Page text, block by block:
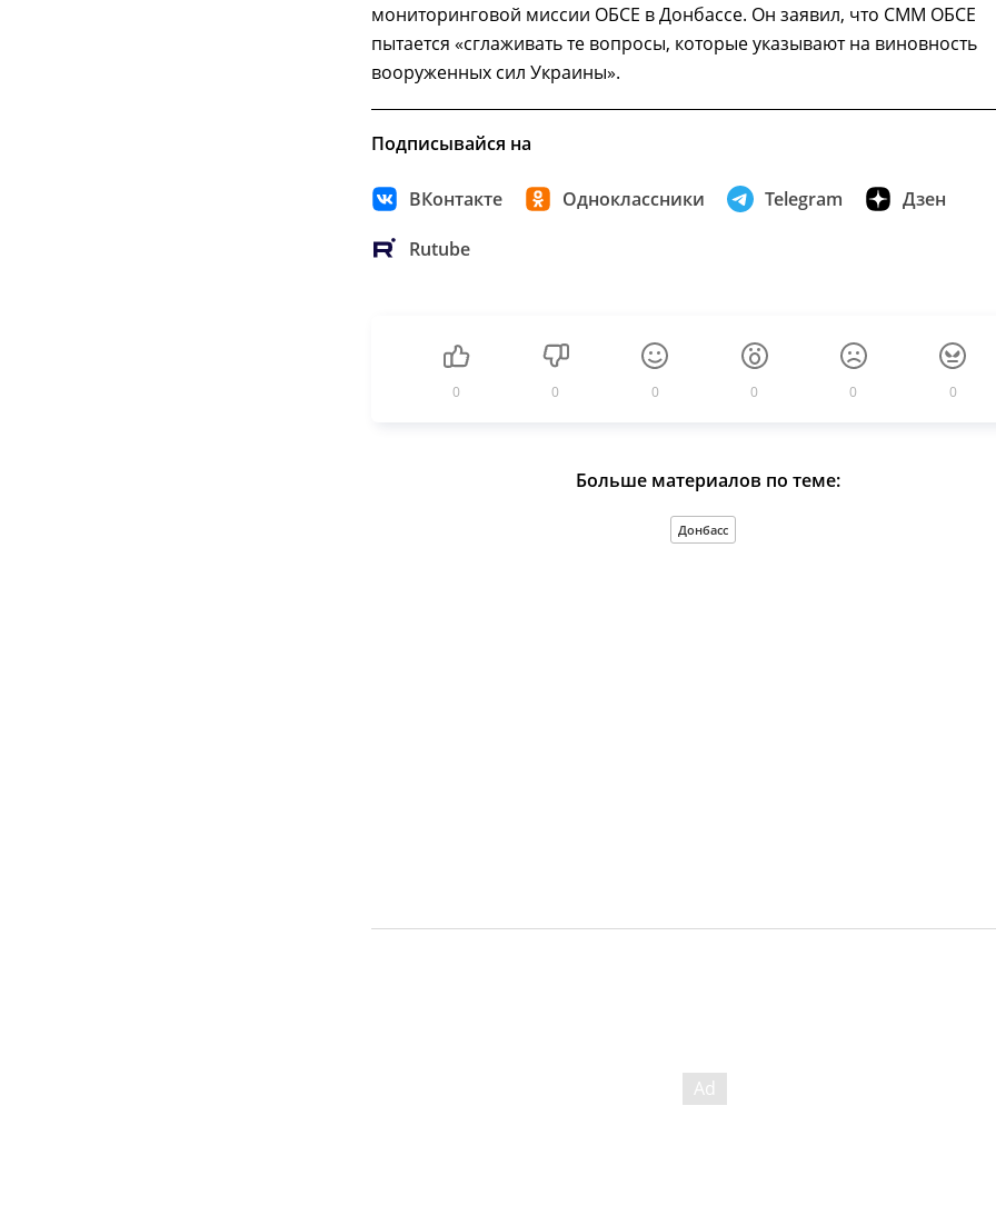
мониторинговой миссии ОБСЕ в Донбассе. Он заявил, что СММ ОБСЕ
пытается «сглаживать те вопросы, которые указывают на виновность
вооруженных сил Украины».
Подписывайся на
ВКонтакте Одноклассники Telegram Дзен
Rutube
0 0 0 0 0 0
Больше материалов по теме:
Донбасс